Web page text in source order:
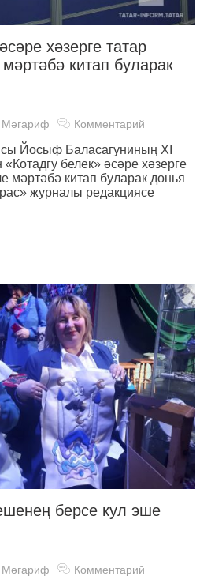
хәзерге татар
китап буларак
Мәгариф Комментарий
Йосыф Баласагуниның XI
белек» әсәре хәзерге
мәртәбә китап буларак дөнья
журналы редакциясе
берсе кул эше
Мәгариф Комментарий